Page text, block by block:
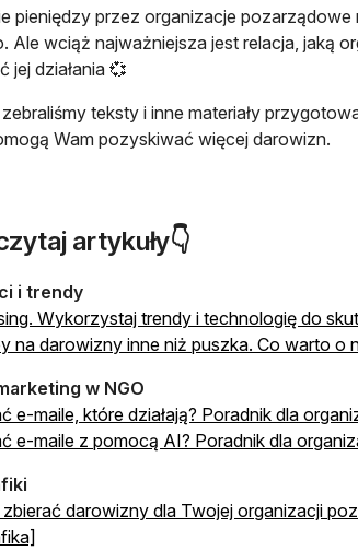
pieniędzy przez organizacje
Ale wciąż najważniejsza jest relacja, jaką
jej działania 💞
teksty i inne materiały
Wam pozyskiwać więcej darowizn.
artykuły👇
i trendy
Wykorzystaj trendy i technologię do
na darowizny inne niż puszka. Co warto o
w NGO
e-maile, które działają? Poradnik dla
e-maile z pomocą AI? Poradnik dla
darowizny dla Twojej organizacji